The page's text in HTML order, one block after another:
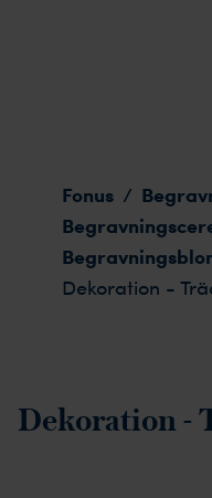
Fonus /
Dekoration -
Dekoration -